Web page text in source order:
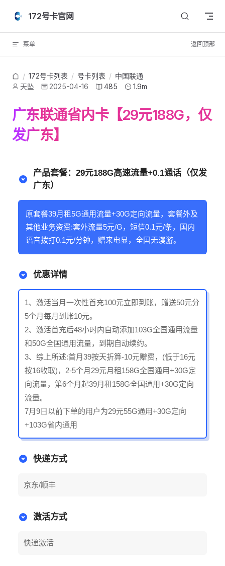
Skip to content
172号卡官网
菜单 返回顶部
/ 172号卡列表 / 号卡列表 / 中国联通
天坠
2025-04-16 485 1.9m
广东联通省内卡【29元188G，仅
发广东】
产品套餐：29元188G高速流量+0.1通话（仅发
广东）
原套餐39月租5G通用流量+30G定向流量，套餐外及
其他业务资费:套外流量5元/G，短信0.1元/条，国内
语音拨打0.1元/分钟，赠来电显，全国无漫游。
优惠详情
1、激活当月一次性首充100元立即到账，赠送50元分
5个月每月到账10元。
2、激活首充后48小时内自动添加103G全国通用流量
和50G全国通用流量，到期自动续约。
3、综上所述:首月39按天折算-10元赠费，(低于16元
按16收取)，2-5个月29元月租158G全国通用+30G定
向流量，第6个月起39月租158G全国通用+30G定向
流量。
7月9日以前下单的用户为29元55G通用+30G定向
+103G省内通用
快递方式
京东/顺丰
激活方式
快递激活